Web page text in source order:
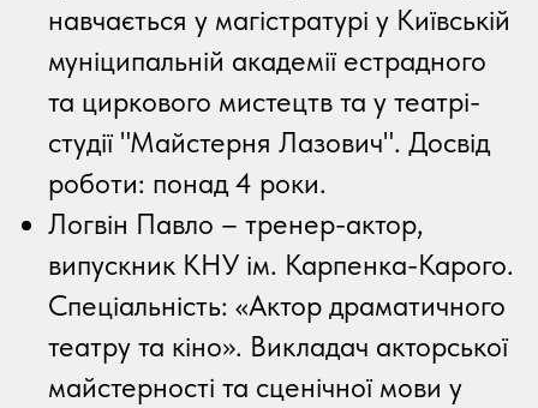
навчається у магістратурі у Київській
муніципальній академії естрадного
та циркового мистецтв та у театрі-
студії "Майстерня Лазович". Досвід
роботи: понад 4 роки.
Логвін Павло – тренер-актор,
випускник КНУ ім. Карпенка-Карого.
Спеціальність: «Актор драматичного
театру та кіно». Викладач акторської
майстерності та сценічної мови у